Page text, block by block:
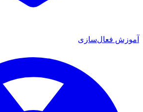
آموزش فعال‌سازی